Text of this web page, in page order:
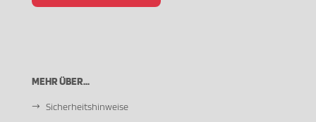
MEHR ÜBER...
Sicherheitshinweise